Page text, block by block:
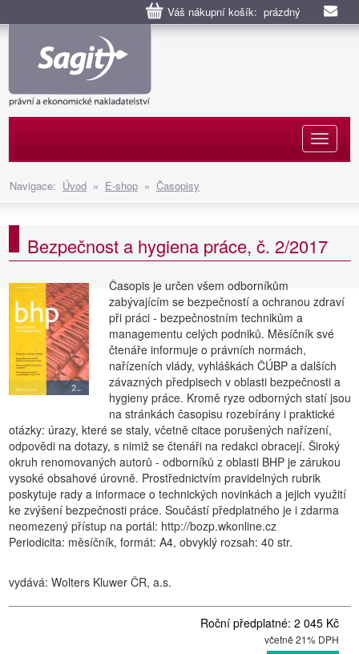
Váš nákupní košík: prázdný
Navigace: Úvod » E-shop » Časopisy
Bezpečnost a hygiena práce, č. 2/2017
Časopis je určen všem odborníkům
zabývajícím se bezpečností a ochranou zdraví
při práci - bezpečnostním technikům a
managementu celých podniků. Měsíčník své
čtenáře informuje o právních normách,
nařízeních vlády, vyhláškách ČÚBP a dalších
závazných předpisech v oblasti bezpečnosti a
hygieny práce. Kromě ryze odborných statí jsou
na stránkách časopisu rozebírány i praktické
otázky: úrazy, které se staly, včetně citace porušených nařízení,
odpovědi na dotazy, s nimiž se čtenáři na redakci obracejí. Široký
okruh renomovaných autorů - odborníků z oblasti BHP je zárukou
vysoké obsahové úrovně. Prostřednictvím pravidelných rubrik
poskytuje rady a informace o technických novinkách a jejich využití
ke zvýšení bezpečnosti práce. Součástí předplatného je i zdarma
neomezený přístup na portál: http://bozp.wkonline.cz
Periodicita: měsíčník, formát: A4, obvyklý rozsah: 40 str.
vydává: Wolters Kluwer ČR, a.s.
Roční předplatné: 2 045 Kč
včetně 21% DPH